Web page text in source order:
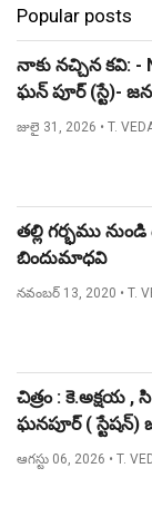
Popular posts
నాకు నచ్చిన కవి: -
ఘన్ పూర్ (స్టే)-
జులై 31, 2026 • T.
తల్లి గర్భము
బిందుమాధవి
నవంబర్ 13, 2020 • T.
చిత్రం : కె.అక్షయ
ఘనపూర్ ( స్టేషన్)
ఆగస్టు 06, 2026 • T.